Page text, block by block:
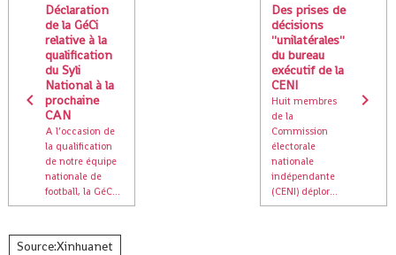
Déclaration
de la GéCi
relative à la
qualification
du Syli
National à la
prochaine
CAN
A l’occasion de
la qualification
de notre équipe
nationale de
football, la GéC...
Des prises de
décisions
''unilatérales''
du bureau
exécutif de la
CENI
Huit membres
de la
Commission
électorale
nationale
indépendante
(CENI) déplor...
Source:Xinhuanet